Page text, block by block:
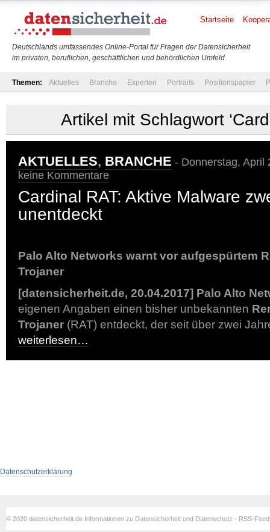
Deutschlands umfassendes Online-Portal für Fragen der Datensicherheit
im privaten, beruflichen, geschäftlichen und behördlichen Umfeld
Startseite
Themen: Aktuelles Branche Experten Portraits Positionspapier
Artikel mit Schlagwort
AKTUELLES, BRANCHE - Donnerstag,
keine Kommentare
Cardinal RAT: Aktive Malware
unentdeckt
Palo Alto Networks warnt vor aufgespürtem
Trojaner
[datensicherheit.de, 20.04.2017] Palo Alto
eigenen Angaben einen bisher unbekannten
Trojaner (RAT) entdeckt, der seit über zwei
weiterlesen…
Datenschutzerklärung
© 2020 datensicherheit.de Informationen zu Datensicherheit und Datenschutz - RSS-